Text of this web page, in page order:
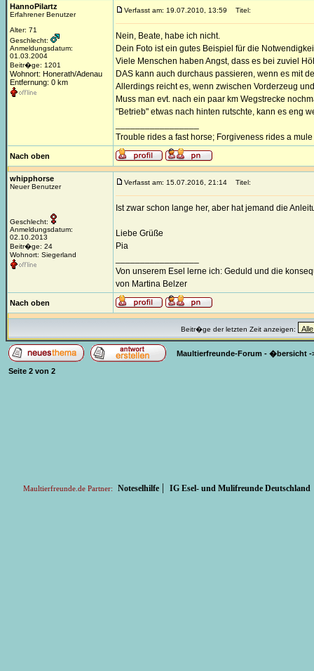
HannoPilartz
Erfahrener Benutzer
Alter: 71
Geschlecht:
Anmeldungsdatum:
01.03.2004
Beitr�ge: 1201
Wohnort: Honerath/Adenau
Entfernung: 0 km
Verfasst am: 19.07.2010, 13:59 Titel:
Nein, Beate, habe ich nicht.
Dein Foto ist ein gutes Beispiel für die
Viele Menschen haben Angst, dass es bei zuviel
DAS kann auch durchaus passieren, wenn es mit
Allerdings reicht es, wenn zwischen Vorderzeug
Muss man evt. nach ein paar km Wegstrecke
"Betrieb" etwas nach hinten rutschte, kann es eng
Trouble rides a fast horse; Forgiveness rides a mule
Nach oben
whipphorse
Neuer Benutzer
Geschlecht:
Anmeldungsdatum:
02.10.2013
Beitr�ge: 24
Wohnort: Siegerland
Verfasst am: 15.07.2016, 21:14 Titel:
Ist zwar schon lange her, aber hat jemand die
Liebe Grüße
Pia
Von unserem Esel lerne ich: Geduld und die
von Martina Belzer
Nach oben
Beitr�ge der letzten Zeit anzeigen:
Maultierfreunde-Forum - �bersicht -
Seite 2 von 2
Maultierfreunde.de Partner: Noteselhilfe | IG Esel- und Mulifreunde Deutschland